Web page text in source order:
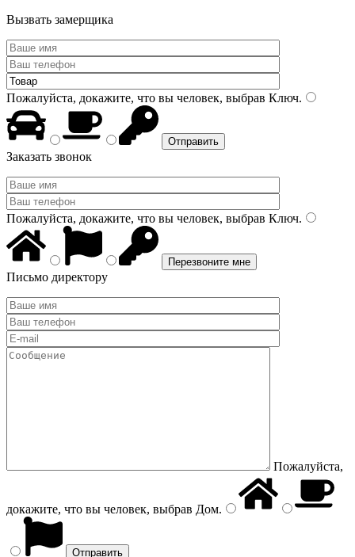
Вызвать замерщика
Пожалуйста, докажите, что вы человек, выбрав Ключ.
Заказать звонок
Пожалуйста, докажите, что вы человек, выбрав Ключ.
Письмо директору
Пожалуйста,
докажите, что вы человек, выбрав Дом.